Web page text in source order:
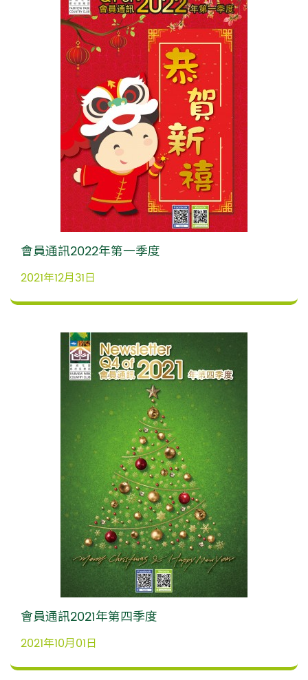
會員通訊2022年第一季度
2021年12月31日
會員通訊2021年第四季度
2021年10月01日